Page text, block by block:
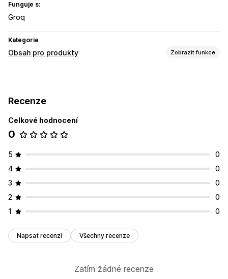
Funguje s:
Groq
Kategorie
Obsah pro produkty Zobrazit funkce
Generování pomocí umělé inteligence
Automatické aktualizace
Recenze
Celkové hodnocení
0
5
0
4
0
3
0
2
0
1
0
Napsat recenzi Všechny recenze
Zatím žádné recenze